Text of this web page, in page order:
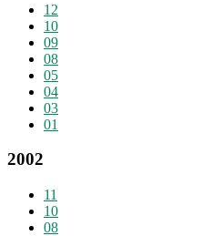
12
10
09
08
05
04
03
01
2002
11
10
08